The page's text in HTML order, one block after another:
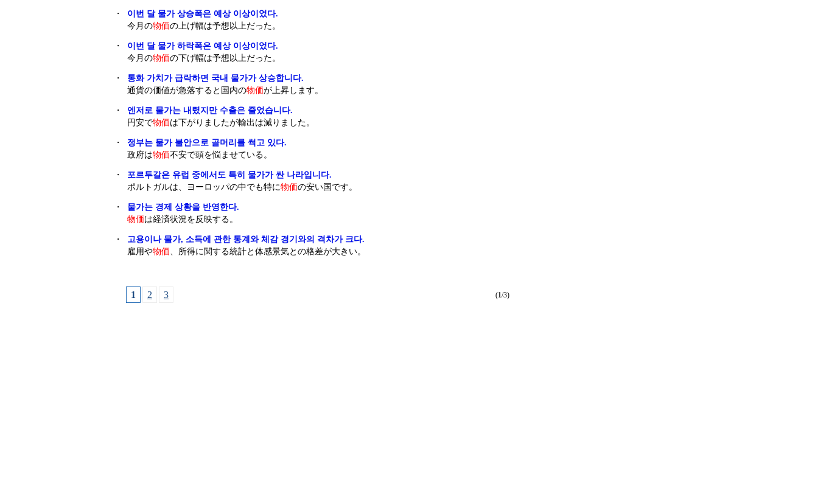
・
이번 달 물가 상승폭은 예상 이상이었다.
今月の物価の上げ幅は予想以上だった。
・
이번 달 물가 하락폭은 예상 이상이었다.
今月の物価の下げ幅は予想以上だった。
・
통화 가치가 급락하면 국내 물가가 상승합니다.
通貨の価値が急落すると国内の物価が上昇します。
・
엔저로 물가는 내렸지만 수출은 줄었습니다.
円安で物価は下がりましたが輸出は減りました。
・
정부는 물가 불안으로 골머리를 썩고 있다.
政府は物価不安で頭を悩ませている。
・
포르투갈은 유럽 중에서도 특히 물가가 싼 나라입니다.
ポルトガルは、ヨーロッパの中でも特に物価の安い国です。
・
물가는 경제 상황을 반영한다.
物価は経済状況を反映する。
・
고용이나 물가, 소득에 관한 통계와 체감 경기와의 격차가 크다.
雇用や物価、所得に関する統計と体感景気との格差が大きい。
1 2 3 (1/3)